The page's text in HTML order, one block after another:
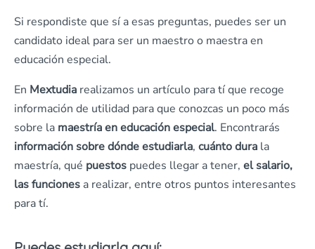
Si respondiste que sí a esas preguntas, puedes ser un
candidato ideal para ser un maestro o maestra en
educación especial.
En Mextudia realizamos un artículo para tí que recoge
información de utilidad para que conozcas un poco más
sobre la maestría en educación especial. Encontrarás
información sobre dónde estudiarla, cuánto dura la
maestría, qué puestos puedes llegar a tener, el salario,
las funciones a realizar, entre otros puntos interesantes
para tí.